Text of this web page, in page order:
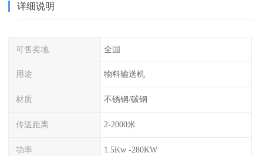
详细说明
可售卖地 全国
用途 物料输送机
材质 不锈钢/碳钢
传送距离 2-2000米
功率 1.5Kw -280KW